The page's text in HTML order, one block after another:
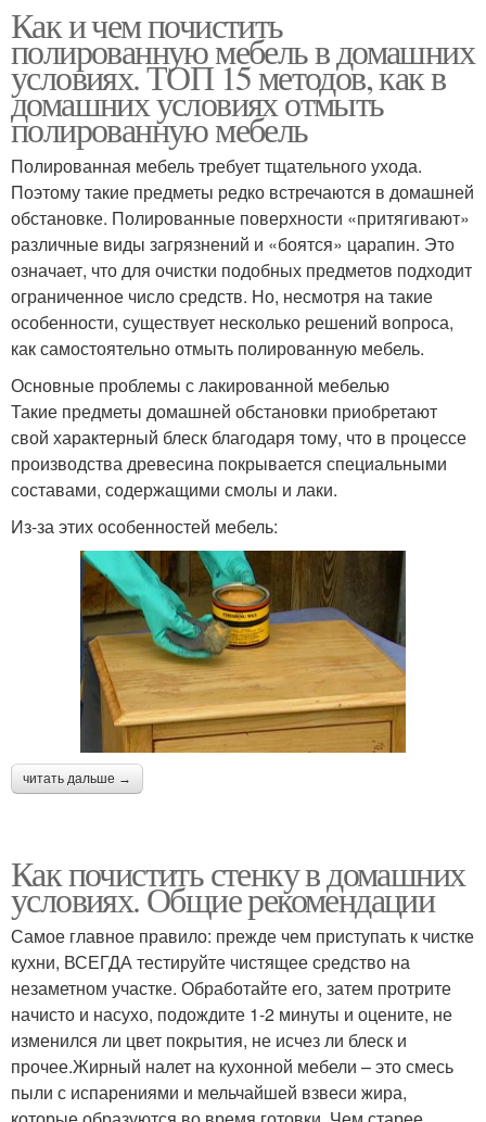
Как и чем почистить
полированную мебель в домашних
условиях. ТОП 15 методов, как в
домашних условиях отмыть
полированную мебель
Полированная мебель требует тщательного ухода.
Поэтому такие предметы редко встречаются в домашней
обстановке. Полированные поверхности «притягивают»
различные виды загрязнений и «боятся» царапин. Это
означает, что для очистки подобных предметов подходит
ограниченное число средств. Но, несмотря на такие
особенности, существует несколько решений вопроса,
как самостоятельно отмыть полированную мебель.
Основные проблемы с лакированной мебелью
Такие предметы домашней обстановки приобретают
свой характерный блеск благодаря тому, что в процессе
производства древесина покрывается специальными
составами, содержащими смолы и лаки.
Из-за этих особенностей мебель:
читать дальше →
Как почистить стенку в домашних
условиях. Общие рекомендации
Самое главное правило: прежде чем приступать к чистке
кухни, ВСЕГДА тестируйте чистящее средство на
незаметном участке. Обработайте его, затем протрите
начисто и насухо, подождите 1-2 минуты и оцените, не
изменился ли цвет покрытия, не исчез ли блеск и
прочее.Жирный налет на кухонной мебели – это смесь
пыли с испарениями и мельчайшей взвеси жира,